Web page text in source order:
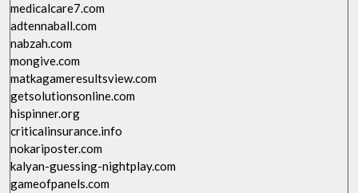
medicalcare7.com
adtennaball.com
nabzah.com
mongive.com
matkagameresultsview.com
getsolutionsonline.com
hispinner.org
criticalinsurance.info
nokariposter.com
kalyan-guessing-nightplay.com
gameofpanels.com